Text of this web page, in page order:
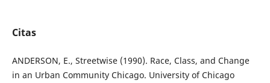
Citas
ANDERSON, E., Streetwise (1990). Race, Class, and Change
in an Urban Community Chicago. University of Chicago